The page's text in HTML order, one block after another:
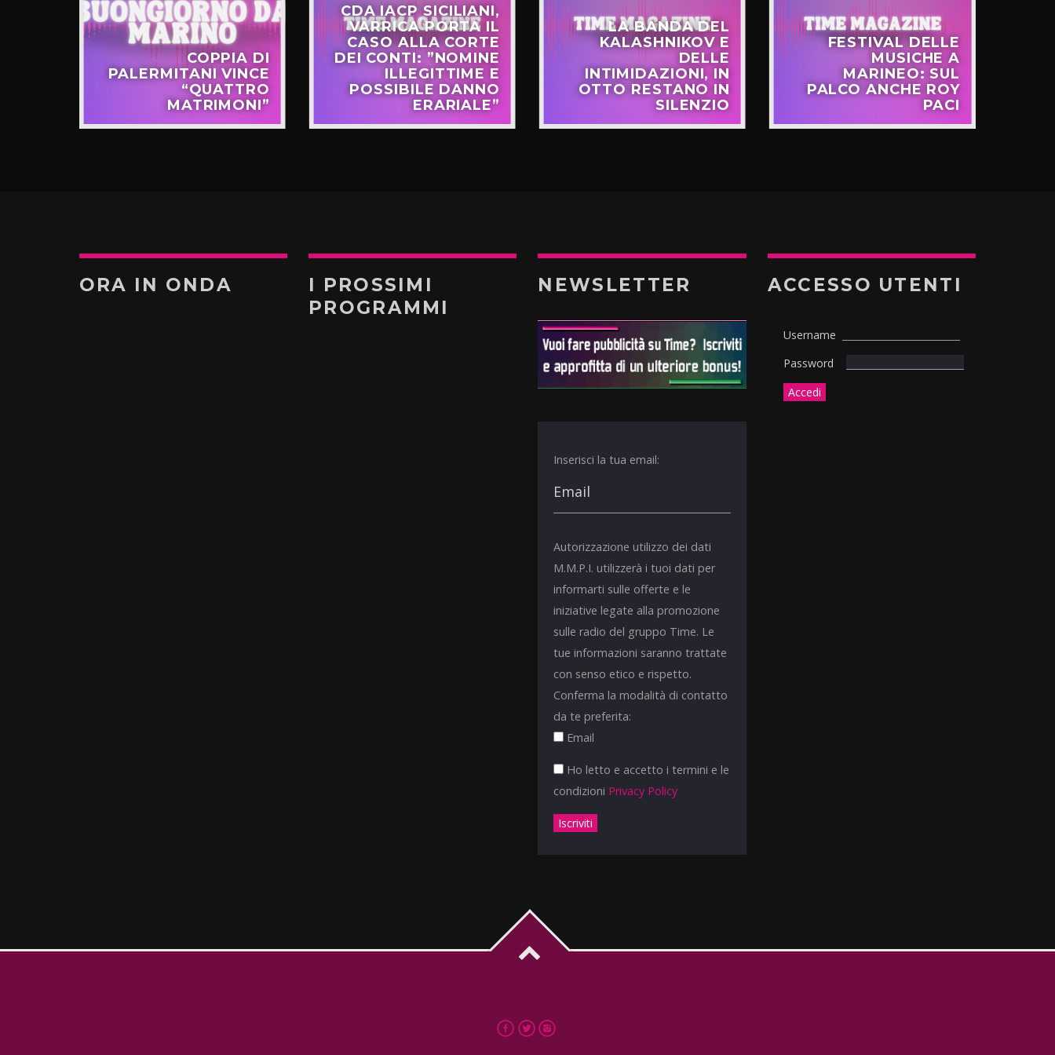
COPPIA DI
PALERMITANI VINCE
“QUATTRO
MATRIMONI”
CDA IACP SICILIANI,
VARRICA PORTA IL
CASO ALLA CORTE
DEI CONTI: ”NOMINE
ILLEGITTIME E
POSSIBILE DANNO
ERARIALE”
LA BANDA DEL
KALASHNIKOV E
DELLE
INTIMIDAZIONI, IN
OTTO RESTANO IN
SILENZIO
FESTIVAL DELLE
MUSICHE A
MARINEO: SUL
PALCO ANCHE ROY
PACI
ORA IN ONDA
I PROSSIMI
PROGRAMMI
NEWSLETTER
Inserisci la tua email:
Autorizzazione utilizzo dei dati
M.M.P.I. utilizzerà i tuoi dati per
informarti sulle offerte e le
iniziative legate alla promozione
sulle radio del gruppo Time. Le
tue informazioni saranno trattate
con senso etico e rispetto.
Conferma la modalità di contatto
da te preferita:
Email
Ho letto e accetto i termini e le
condizioni Privacy Policy
ACCESSO UTENTI
Username
Password